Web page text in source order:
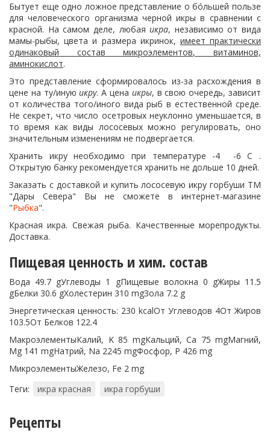
Бытует еще одно ложное представление о бóльшей пользе
для человеческого организма черной икры в сравнении с
красной. На самом деле, любаяикра, независимо от вида
мамы-рыбы, цвета и размера икринок, имеет практически
одинаковый состав микроэлементов, витаминов,
аминокислот.
Это представление сформировалось из-за расхождения в
цене на ту/инуюикру. А цена икры, в свою очередь, зависит
от количества того/иного вида рыб в естественной среде.
Не секрет, что число осетровых неуклонно уменьшается, в
то время как виды лососевых можно регулировать, оно
значительным изменениям не подвергается.
Хранить икру необходимо при температуре -4 -6 С .
Открытую банку рекомендуется хранить не дольше 10 дней.
Заказать с доставкой и купить лососевую икру горбуши ТМ
"Дары Севера" Вы не сможете в интернет-магазине
"Рыбка".
Красная икра. Свежая рыба. Качественные морепродукты.
Доставка.
Пищевая ценность и хим. состав
Вода 49.7 gУглеводы 1 gПищевые волокна 0 gЖиры 11.5
gБелки 30.6 gХолестерин 310 mgЗола 7.2 g
Энергетическая ценность: 230 kcalОт Углеводов 4От Жиров
103.5От Белков 122.4
МакроэлементыКалий, K 85 mgКальций, Ca 75 mgМагний,
Mg 141 mgНатрий, Na 2245 mgФосфор, P 426 mg
МикроэлементыЖелезо, Fe 2 mg
Теги:
икра красная икра горбуши
Рецепты